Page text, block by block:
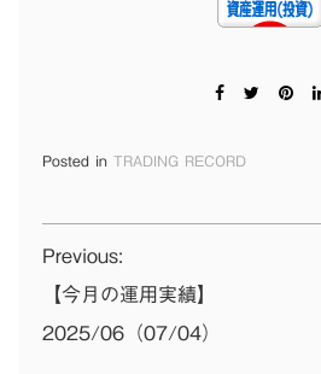
Posted in TRADING RECORD
投
稿
ナ
Previous:
【今月の運用実績】
2025/06（07/04）